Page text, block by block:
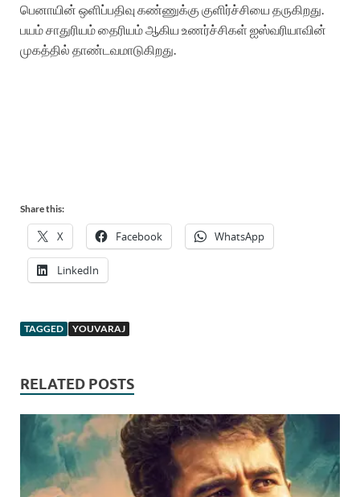
பெனாயின் ஒளிப்பதிவு கண்ணுக்கு குளிர்ச்சியை தருகிறது.
பயம் சாதுரியம் தைரியம் ஆகிய உணர்ச்சிகள் ஐஸ்வரியாவின்
முகத்தில் தாண்டவமாடுகிறது.
Share this:
X Facebook WhatsApp
LinkedIn
TAGGED YOUVARAJ
RELATED POSTS